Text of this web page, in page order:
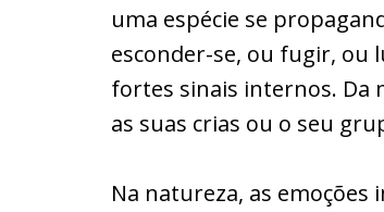
uma espécie se
esconder-se, ou fugir, ou
fortes sinais internos. Da
as suas crias ou o seu
Na natureza, as